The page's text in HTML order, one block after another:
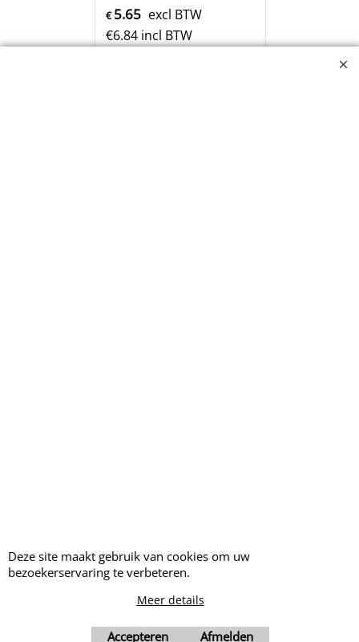
€ 5.65 excl BTW
€6.84 incl BTW
Deze site maakt gebruik van cookies om uw
bezoekerservaring te verbeteren.
Meer details
Accepteren Afmelden